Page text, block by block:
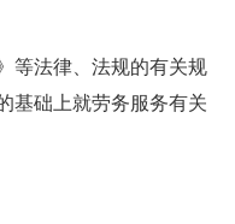
等法律、法规的有关规
基础上就劳务服务有关